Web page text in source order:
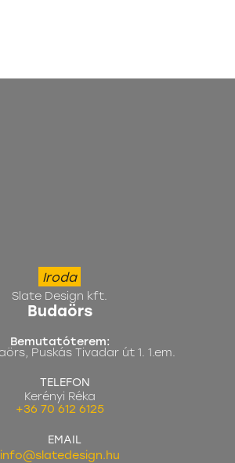
Iroda
Slate Design kft.
Budaörs
Bemutatóterem:
Puskás Tivadar út 1. 1.em.
TELEFON
Kerényi Réka
+36 70 612 6125
EMAIL
info@slatedesign.hu